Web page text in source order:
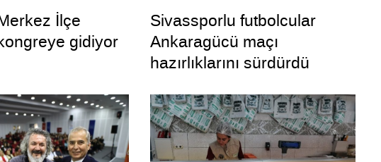
İlçe
gidiyor
Sivassporlu futbolcular
Ankaragücü maçı
hazırlıklarını sürdürdü